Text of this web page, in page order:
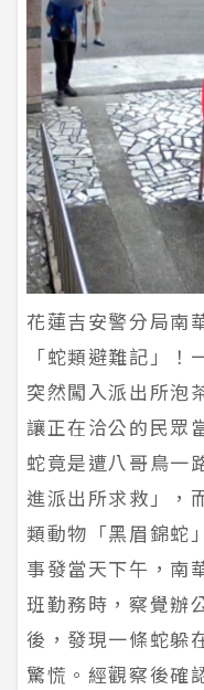
花蓮吉安警分局南
「蛇類避難記」！
突然闖入派出所泡
讓正在洽公的民眾
蛇竟是遭八哥鳥一
進派出所求救」，
類動物「黑眉錦蛇
事發當天下午，南
班勤務時，察覺辦
後，發現一條蛇躲
驚慌。經觀察後確